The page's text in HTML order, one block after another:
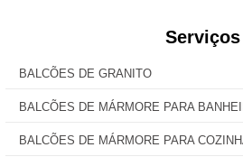
Serviços
BALCÕES DE GRANITO
BALCÕES DE MÁRMORE PARA
BALCÕES DE MÁRMORE PARA